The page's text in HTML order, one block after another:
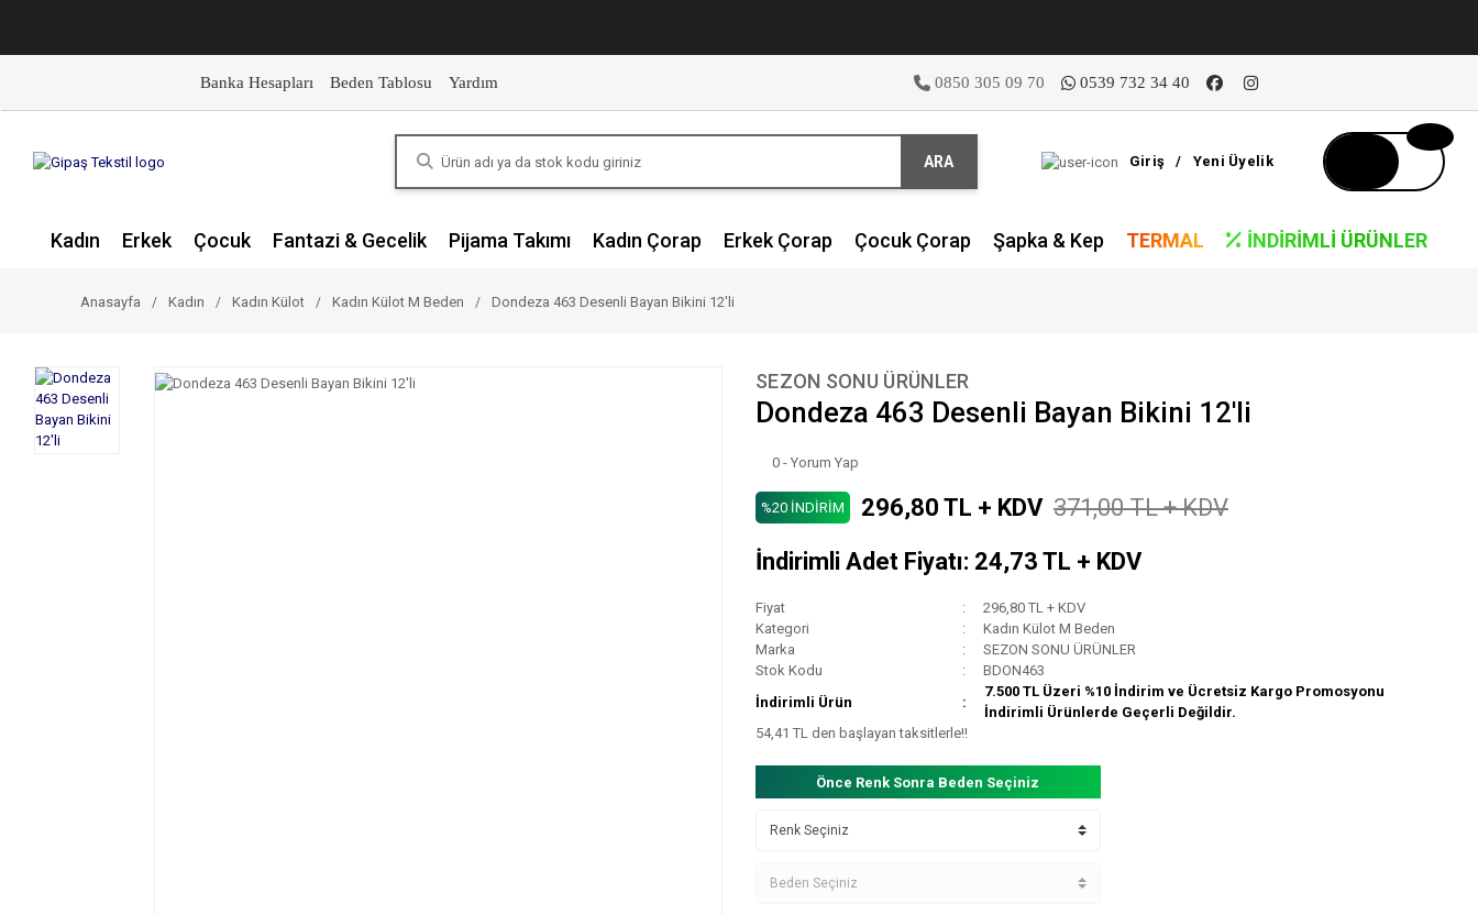
Banka Hesapları Beden Tablosu Yardım 0850 305 09 70 0539 732 34 40
ARA Giriş / Yeni Üyelik
Kadın Erkek Çocuk Fantazi & Gecelik Pijama Takımı Kadın Çorap Erkek Çorap Çocuk Çorap Şapka & Kep TERMAL İNDIRIMLI ÜRÜNLER
Anasayfa Kadın Kadın Külot Kadın Külot M Beden Dondeza 463 Desenli Bayan Bikini 12'li
SEZON SONU ÜRÜNLER
Dondeza 463 Desenli Bayan Bikini 12'li
0 - Yorum Yap
%20 İNDİRİM 296,80 TL + KDV 371,00 TL + KDV
İndirimli Adet Fiyatı: 24,73 TL + KDV
Fiyat
296,80 TL + KDV
Kategori
Kadın Külot M Beden
Marka
SEZON SONU ÜRÜNLER
Stok Kodu
BDON463
İndirimli Ürün
7.500 TL Üzeri %10 İndirim ve Ücretsiz Kargo Promosyonu
İndirimli Ürünlerde Geçerli Değildir.
54,41 TL den başlayan taksitlerle!!
Önce Renk Sonra Beden Seçiniz